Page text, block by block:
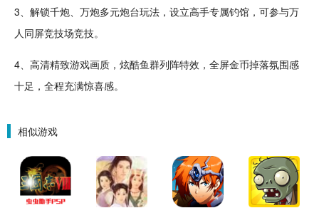
3、 解锁千炮、万炮多元炮台玩法，设立高手专属钓馆，可参与万
人同屏竞技场竞技。
4、高清精致游戏画质， 炫酷鱼群列阵特效 ，全屏金币掉落氛围感
十足，全程充满惊喜感。
相似游戏